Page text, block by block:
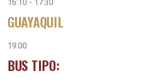
16:10 - 17:30
GUAYAQUIL
19:00
BUS TIPO: